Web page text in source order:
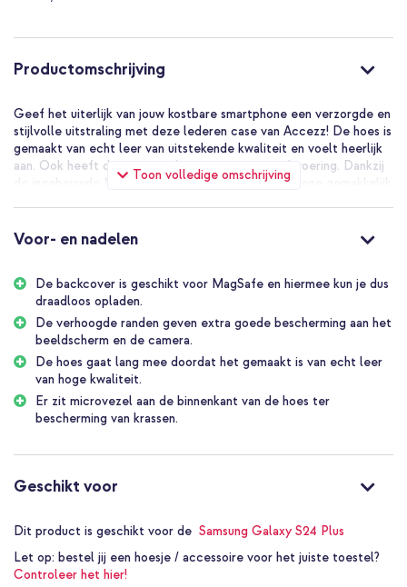
Productomschrijving
Toon volledige omschrijving
Geef het uiterlijk van jouw kostbare smartphone een verzorgde en
stijlvolle uitstraling met deze lederen case van Accezz! De hoes is
gemaakt van echt leer van uitstekende kwaliteit en voelt heerlijk
aan. Ook heeft de case een luxueuze microvezel voering. Dankzij
de ingebouwde MagSafe functie, kan je je smartphone gemakkelijk
en stoten.
Dankzij de ingebouwde magneet, maak je moeiteloos gebruik van
magnetische accessoires. Denk hierbij aan aan een magnetische
draadloze oplader, ringgreep of een telefoonhouder. De krachtige
magneet zorgt ervoor dat deze accessoires altijd op de ideale
plek koppelen en er niet zomaar afvallen.
Verhoogde randen
Bescherm je kostbare beeldscherm en camera tegen krassen en
stoten. De verhoogde randen bieden een extra laag bescherming,
kunt nemen.
Gemaakt van echt leer
uitstraling. Het luxueuze leer valt helemaal rondom het hoesje en
leer een lange tijd mee gaat.
Voor- en nadelen
De backcover is geschikt voor MagSafe en hiermee kun je dus
draadloos opladen.
De verhoogde randen geven extra goede bescherming aan het
beeldscherm en de camera.
De hoes gaat lang mee doordat het gemaakt is van echt leer
van hoge kwaliteit.
Er zit microvezel aan de binnenkant van de hoes ter
bescherming van krassen.
Geschikt voor
Dit product is geschikt voor de Samsung Galaxy S24 Plus
Let op: bestel jij een hoesje / accessoire voor het juiste toestel?
Controleer het hier!